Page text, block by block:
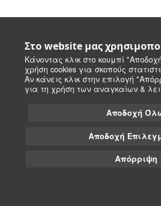
Στο website μας
Κάνοντας κλικ στο κουμπί
χρήση cookies για σκοπούς
Αν κάνεις κλικ στην επιλογή
για τη χρήση των αναγκαίων &
Αποδοχή
Αποδοχή
Απόρριψη